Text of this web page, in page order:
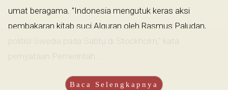
umat beragama. "Indonesia mengutuk keras aksi
pembakaran kitab suci Alquran oleh Rasmus Paludan,
politisi Swedia pada Sabtu di Stockholm," kata
pernyataan Pemerintah...
Baca Selengkapnya